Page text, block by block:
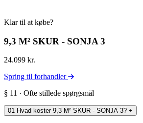
Klar til at købe?
9,3 M² SKUR - SONJA 3
24.099 kr.
Spring til forhandler
§ 11 · Ofte stillede spørgsmål
01 Hvad koster 9,3 M² SKUR - SONJA 3? +